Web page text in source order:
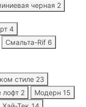
черная 2
4
Смальта-Rif 6
стиле 23
лофт 2 Модерн 15